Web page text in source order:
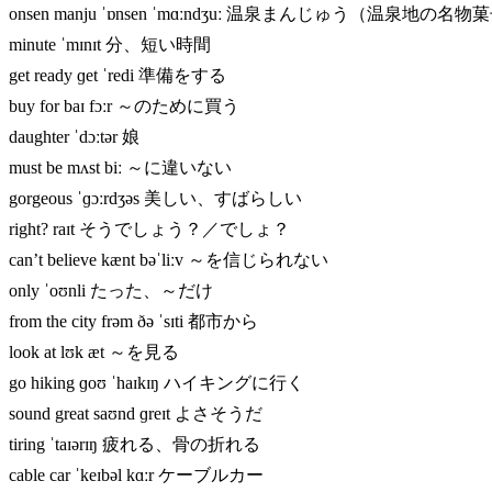
onsen manju ˈɒnsen ˈmɑːndʒuː 温泉まんじゅう（温泉地の名物
minute ˈmɪnɪt 分、短い時間
get ready ɡet ˈredi 準備をする
buy for baɪ fɔːr ～のために買う
daughter ˈdɔːtər 娘
must be mʌst biː ～に違いない
gorgeous ˈɡɔːrdʒəs 美しい、すばらしい
right? raɪt そうでしょう？／でしょ？
can’t believe kænt bəˈliːv ～を信じられない
only ˈoʊnli たった、～だけ
from the city frəm ðə ˈsɪti 都市から
look at lʊk æt ～を見る
go hiking ɡoʊ ˈhaɪkɪŋ ハイキングに行く
sound great saʊnd ɡreɪt よさそうだ
tiring ˈtaɪərɪŋ 疲れる、骨の折れる
cable car ˈkeɪbəl kɑːr ケーブルカー